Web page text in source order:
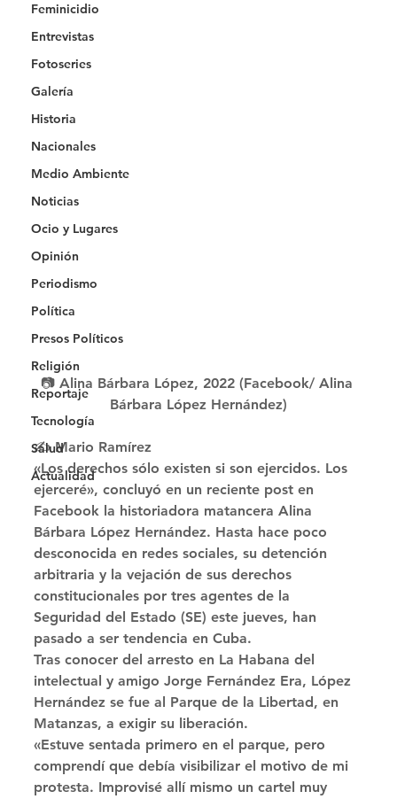
Feminicidio
Entrevistas
Fotoseries
Galería
Historia
Nacionales
Medio Ambiente
Noticias
Ocio y Lugares
Opinión
Periodismo
Política
Presos Políticos
Religión
Reportaje
Tecnología
Salud
Actualidad
📷 Alina Bárbara López, 2022 (Facebook/ Alina
Bárbara López Hernández)
✍️ Mario Ramírez
«Los derechos sólo existen si son ejercidos. Los
ejerceré», concluyó en un reciente post en
Facebook la historiadora matancera Alina
Bárbara López Hernández. Hasta hace poco
desconocida en redes sociales, su detención
arbitraria y la vejación de sus derechos
constitucionales por tres agentes de la
Seguridad del Estado (SE) este jueves, han
pasado a ser tendencia en Cuba.
Tras conocer del arresto en La Habana del
intelectual y amigo Jorge Fernández Era, López
Hernández se fue al Parque de la Libertad, en
Matanzas, a exigir su liberación.
«Estuve sentada primero en el parque, pero
comprendí que debía visibilizar el motivo de mi
protesta. Improvisé allí mismo un cartel muy